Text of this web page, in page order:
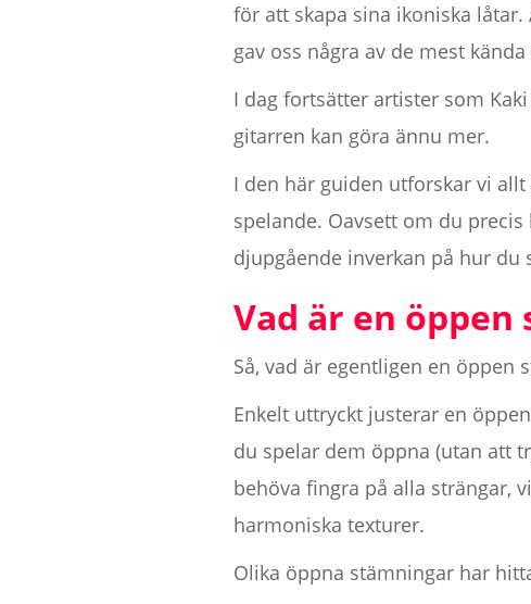
för att skapa sina ikoniska
gav oss några av de mest
I dag fortsätter artister som
gitarren kan göra ännu mer.
I den här guiden utforskar vi
spelande. Oavsett om du
djupgående inverkan på hur du
Vad är en öppen
Så, vad är egentligen en öppen
Enkelt uttryckt justerar en
du spelar dem öppna (utan att
behöva fingra på alla strängar,
harmoniska texturer.
Olika öppna stämningar har